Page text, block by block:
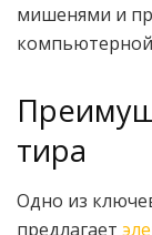
мишенями и
тира
Одно из
предлагает